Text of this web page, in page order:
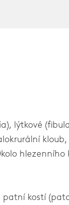
lýtkové
hlezenního
kostí